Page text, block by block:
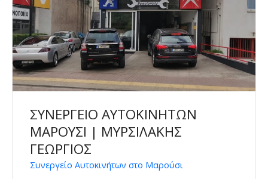
ΣΥΝΕΡΓΕΙΟ ΑΥΤΟΚΙΝΗΤΩΝ
ΜΑΡΟΥΣΙ | ΜΥΡΣΙΛΑΚΗΣ
ΓΕΩΡΓΙΟΣ
Συνεργείο Αυτοκινήτων στο Μαρούσι